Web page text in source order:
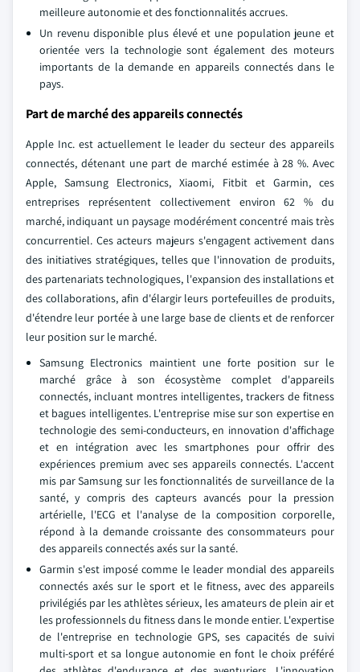
meilleure autonomie et des fonctionnalités accrues.
Un revenu disponible plus élevé et une population jeune et
orientée vers la technologie sont également des moteurs
importants de la demande en appareils connectés dans le
pays.
Part de marché des appareils connectés
Apple Inc. est actuellement le leader du secteur des appareils
connectés, détenant une part de marché estimée à 28 %. Avec
Apple, Samsung Electronics, Xiaomi, Fitbit et Garmin, ces
entreprises représentent collectivement environ 62 % du
marché, indiquant un paysage modérément concentré mais très
concurrentiel. Ces acteurs majeurs s'engagent activement dans
des initiatives stratégiques, telles que l'innovation de produits,
des partenariats technologiques, l'expansion des installations et
des collaborations, afin d'élargir leurs portefeuilles de produits,
d'étendre leur portée à une large base de clients et de renforcer
leur position sur le marché.
Samsung Electronics maintient une forte position sur le
marché grâce à son écosystème complet d'appareils
connectés, incluant montres intelligentes, trackers de fitness
et bagues intelligentes. L'entreprise mise sur son expertise en
technologie des semi-conducteurs, en innovation d'affichage
et en intégration avec les smartphones pour offrir des
expériences premium avec ses appareils connectés. L'accent
mis par Samsung sur les fonctionnalités de surveillance de la
santé, y compris des capteurs avancés pour la pression
artérielle, l'ECG et l'analyse de la composition corporelle,
répond à la demande croissante des consommateurs pour
des appareils connectés axés sur la santé.
Garmin s'est imposé comme le leader mondial des appareils
connectés axés sur le sport et le fitness, avec des appareils
privilégiés par les athlètes sérieux, les amateurs de plein air et
les professionnels du fitness dans le monde entier. L'expertise
de l'entreprise en technologie GPS, ses capacités de suivi
multi-sport et sa longue autonomie en font le choix préféré